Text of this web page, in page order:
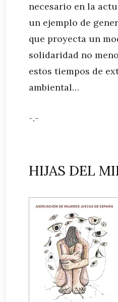
necesario en la
un ejemplo de
que proyecta un
solidaridad no
estos tiempos de
ambiental…
-.-
HIJAS DEL